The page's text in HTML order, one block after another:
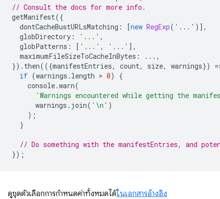
// Consult the docs for more info.
getManifest({
dontCacheBustURLsMatching : [new RegExp( '...' )],
globDirectory : '...' ,
globPatterns : [ '...' , '...' ],
maximumFileSizeToCacheInBytes :
...,
}). then(({manifestEntries, count, size, warnings}) =
if (warnings . length > 0)
{
console.warn(
'Warnings encountered while getting the
warnings . join( '\n' )
);
}
// Do something with the manifestEntries, and
});
ดูชุดตัวเลือกการกำหนดค่าทั้งหมดได้ในเอกสารอ้างอิง